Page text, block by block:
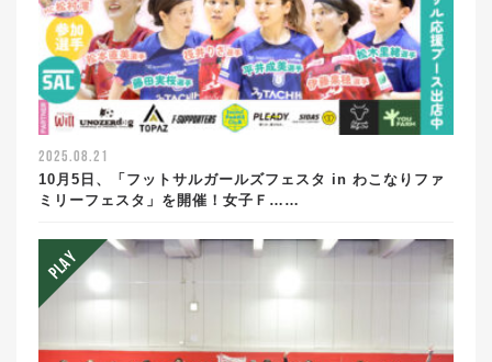
2025.08.21
10月5日、「フットサルガールズフェスタ in わこなりファ
ミリーフェスタ」を開催！女子Ｆ……